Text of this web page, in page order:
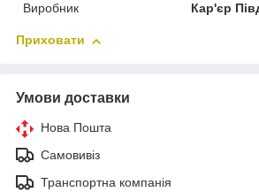
Виробник
Кар'єр
Приховати
Умови доставки
Нова Пошта
Самовивіз
Транспортна компанія